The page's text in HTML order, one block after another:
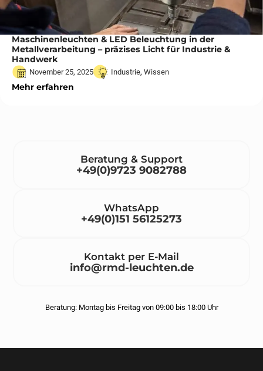
Maschinenleuchten & LED Beleuchtung in der
Metallverarbeitung – präzises Licht für Industrie &
Handwerk
November 25, 2025 Industrie, Wissen
Mehr erfahren
Beratung & Support
+49(0)9723 9082788
WhatsApp
+49(0)151 56125273
Kontakt per E-Mail
info@rmd-leuchten.de
Beratung: Montag bis Freitag von 09:00 bis 18:00 Uhr